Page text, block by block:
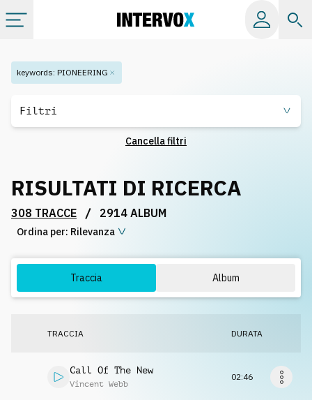
Categorie
Playlist
Licenze
keywords: PIONEERING
Filtri
Cancella filtri
RISULTATI DI RICERCA
308 TRACCE / 2914 ALBUM
Ordina per: Rilevanza
Traccia Album
TRACCIA DURATA
Call Of The New
Vincent Webb
02:46